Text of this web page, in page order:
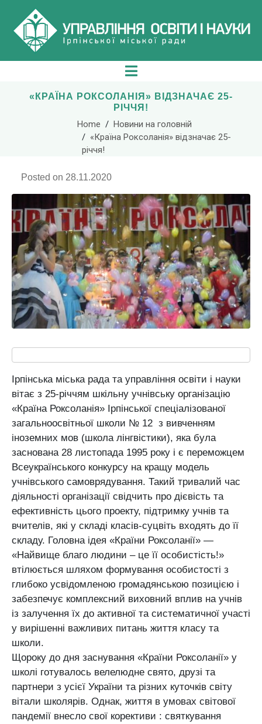
«КРАЇНА РОКСОЛАНІЯ» ВІДЗНАЧАЄ 25-
РІЧЧЯ!
Home
Новини на головній
«Країна Роксоланія» відзначає 25-
річчя!
Posted on 28.11.2020
Ірпінська міська рада та управління освіти і науки
вітає з 25-річчям шкільну учнівську організацію
«Країна Роксоланія» Ірпінської спеціалізованої
загальноосвітньої школи № 12 з вивченням
іноземних мов (школа лінгвістики), яка була
заснована 28 листопада 1995 року і є переможцем
Всеукраїнського конкурсу на кращу модель
учнівського самоврядування. Такий тривалий час
діяльності організації свідчить про дієвість та
ефективність цього проекту, підтримку учнів та
вчителів, які у складі класів-суцвіть входять до її
складу. Головна ідея «Країни Роксоланії» —
«Найвище благо людини – це її особистість!»
втілюється шляхом формування особистості з
глибоко усвідомленою громадянською позицією і
забезпечує комплексний виховний вплив на учнів
із залучення їх до активної та систематичної участі
у вирішенні важливих питань життя класу та
школи.
Щороку до дня заснування «Країни Роксоланії» у
школі готувалось велелюдне свято, друзі та
партнери з усієї України та різних куточків світу
вітали школярів. Однак, життя в умовах світової
пандемії внесло свої корективи : святкування